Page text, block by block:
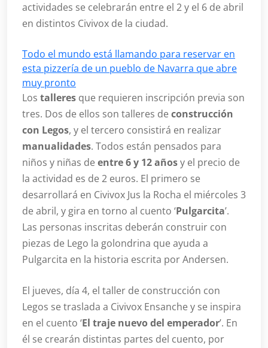
actividades se celebrarán entre el 2 y el 6 de abril
en distintos Civivox de la ciudad.
Todo el mundo está llamando para reservar en
esta pizzería de un pueblo de Navarra que abre
muy pronto
Los talleres que requieren inscripción previa son
tres. Dos de ellos son talleres de construcción
con Legos, y el tercero consistirá en realizar
manualidades. Todos están pensados para
niños y niñas de entre 6 y 12 añosy el precio de
la actividad es de 2 euros. El primero se
desarrollará en Civivox Jus la Rocha el miércoles 3
de abril, y gira en torno al cuento ‘Pulgarcita’.
Las personas inscritas deberán construir con
piezas de Lego la golondrina que ayuda a
Pulgarcita en la historia escrita por Andersen.
El jueves, día 4, el taller de construcción con
Legos se traslada a Civivox Ensanche y se inspira
en el cuento ‘El traje nuevo del emperador’. En
él se crearán distintas partes del cuento, por